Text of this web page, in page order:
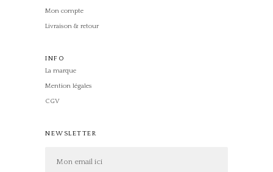
Mon compte
Livraison & retour
INFO
La marque
Mention légales
CGV
NEWSLETTER